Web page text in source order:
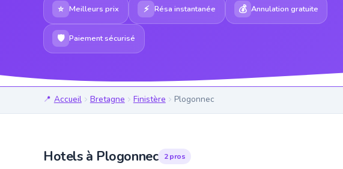
⭐ Meilleurs prix ⚡ Résa instantanée 💰 Annulation gratuite
🛡 Paiement sécurisé
Accueil Bretagne Finistère Plogonnec
Hotels à Plogonnec 2 pros